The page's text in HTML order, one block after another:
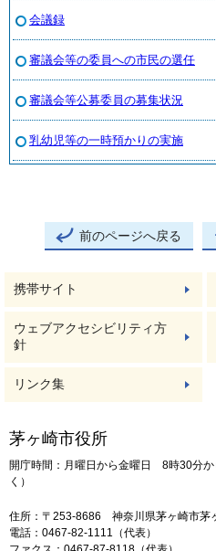
会議録
審議会等の委員への市民の選任
審議会等公募委員の募集状況
乳幼児等の一時預かりの実施
前のページへ戻る
携帯サイト
ウェブアクセシビリティ方
針
リンク集
茅ヶ崎市役所
開庁時間：月曜日から金曜日 8時30分
く）
住所：〒253-8686 神奈川県茅ヶ崎市茅
電話：0467-82-1111（代表）